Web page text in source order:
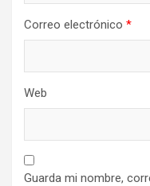
Correo electrónico *
Web
Guarda mi nombre,